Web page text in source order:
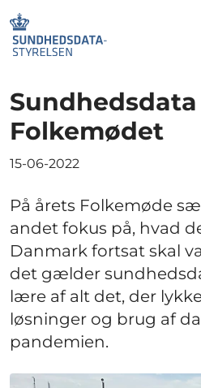
Sundhedsdata
Folkemødet
15-06-2022
På årets Folkemøde
andet fokus på, hvad
Danmark fortsat skal
det gælder
lære af alt det, der
løsninger og brug af
pandemien.